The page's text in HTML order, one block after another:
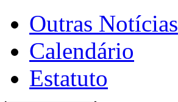
Outras Notícias
Calendário
Estatuto